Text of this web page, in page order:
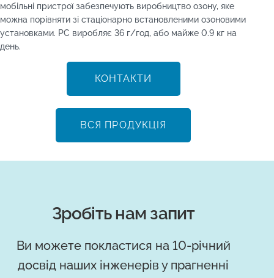
мобільні пристрої забезпечують виробництво озону, яке
можна порівняти зі стаціонарно встановленими озоновими
установками. PC виробляє 36 г/год, або майже 0.9 кг на
день.
КОНТАКТИ
ВСЯ ПРОДУКЦІЯ
Зробіть нам запит
Ви можете покластися на 10-річний
досвід наших інженерів у прагненні